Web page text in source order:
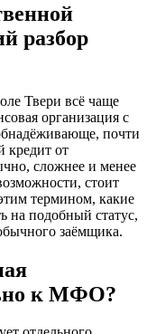
разбор
Твери всё чаще
организация с
почти
кредит от
сложнее и менее
стоит
термином, какие
на подобный статус,
заёмщика.
к МФО?